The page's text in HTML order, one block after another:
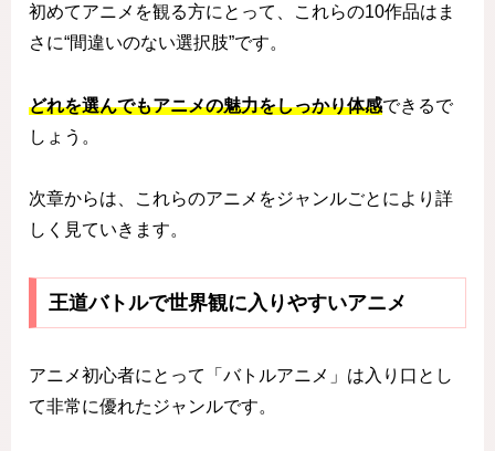
初めてアニメを観る方にとって、これらの10作品はま
さに“間違いのない選択肢”です。
どれを選んでもアニメの魅力をしっかり体感できるで
しょう。
次章からは、これらのアニメをジャンルごとにより詳
しく見ていきます。
王道バトルで世界観に入りやすいアニメ
アニメ初心者にとって「バトルアニメ」は入り口とし
て非常に優れたジャンルです。